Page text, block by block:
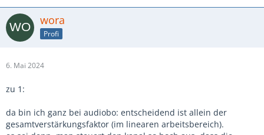
wora
Profi
6. Mai 2024
zu 1:
da bin ich ganz bei audiobo: entscheidend ist allein der
gesamtverstärkungsfaktor (im linearen arbeitsbereich).